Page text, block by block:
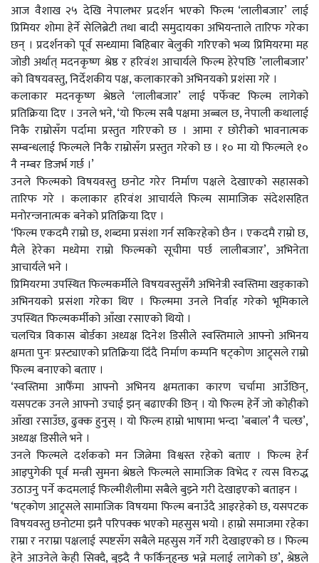
आज वैशाख २५ देखि नेपालभर प्रदर्शन भएको फिल्म ‘लालीबजार’ लाई
प्रिमियर शोमा हेर्ने सेलिब्रेटी तथा बादी समुदायका अभियन्ताले तारिफ गरेका
छन् । प्रदर्शनको पूर्व सन्ध्यामा बिहिबार बेलुकी गरिएको भव्य प्रिमियरमा मह
जोडी अर्थात् मदनकृष्ण श्रेष्ठ र हरिवंश आचार्यले फिल्म हेरेपछि ’लालीबजार’
को विषयवस्तु, निर्देशकीय पक्ष, कलाकारको अभिनयको प्रशंसा गरे ।
कलाकार मदनकृष्ण श्रेष्ठले ‘लालीबजार’ लाई पर्फेक्ट फिल्म लागेको
प्रतिक्रिया दिए । उनले भने, ‘यो फिल्म सबै पक्षमा अब्बल छ, नेपाली कथालाई
निकै राम्रोसँग पर्दामा प्रस्तुत गरिएको छ । आमा र छोरीको भावनात्मक
सम्बन्धलाई फिल्मले निकै राम्रोसँग प्रस्तुत गरेको छ । १० मा यो फिल्मले १०
नै नम्बर डिजर्भ गर्छ ।’
उनले फिल्मको विषयवस्तु छनोट गरेर निर्माण पक्षले देखाएको सहासको
तारिफ गरे । कलाकार हरिवंश आचार्यले फिल्म सामाजिक संदेशसहित
मनोरन्जनात्मक बनेको प्रतिक्रिया दिए ।
‘फिल्म एकदमै राम्रो छ, शब्दमा प्रसंशा गर्न सकिरहेको छैन । एकदमै राम्रो छ,
मैले हेरेका मध्येमा राम्रो फिल्मको सूचीमा पर्छ लालीबजार’, अभिनेता
आचार्यले भने ।
प्रिमियरमा उपस्थित फिल्मकर्मीले विषयवस्तुसँगै अभिनेत्री स्वस्तिमा खड्काको
अभिनयको प्रसंशा गरेका थिए । फिल्ममा उनले निर्वाह गरेको भूमिकाले
उपस्थित फिल्मकर्मीको आँखा रसाएको थियो ।
चलचित्र विकास बोर्डका अध्यक्ष दिनेश डिसीले स्वस्तिमाले आफ्नो अभिनय
क्षमता पुनः प्रस्ट्याएको प्रतिक्रिया दिँदै निर्माण कम्पनि षट्कोण आट्र्सले राम्रो
फिल्म बनाएको बताए ।
‘स्वस्तिमा आफैँमा आफ्नो अभिनय क्षमताका कारण चर्चामा आउँछिन्,
यसपटक उनले आफ्नो उचाई झन् बढाएकी छिन् । यो फिल्म हेर्ने जो कोहीको
आँखा रसाउँछ, ढुक्क हुनुस् । यो फिल्म हाम्रो भाषामा भन्दा ’बबाल’ नै चल्छ’,
अध्यक्ष डिसीले भने ।
उनले फिल्मले दर्शकको मन जित्नेमा विश्वस्त रहेको बताए । फिल्म हेर्न
आइपुगेकी पूर्व मन्त्री सुमना श्रेष्ठले फिल्मले सामाजिक विभेद र त्यस विरुद्ध
उठाउनु पर्ने कदमलाई फिल्मीशैलीमा सबैले बुझ्ने गरी देखाइएको बताइन ।
‘षट्कोण आट्र्सले सामाजिक विषयमा फिल्म बनाउँदै आइरहेको छ, यसपटक
विषयवस्तु छनोटमा झनै परिपक्क भएको महसुस भयो । हाम्रो समाजमा रहेका
राम्रा र नराम्रा पक्षलाई स्पष्टसँग सबैले महसुस गर्ने गरी देखाइएको छ । फिल्म
हेने आउनेले केही सिक्दै, बुझ्दै नै फर्किनुहुन्छ भन्ने मलाई लागेको छ’, श्रेष्ठले